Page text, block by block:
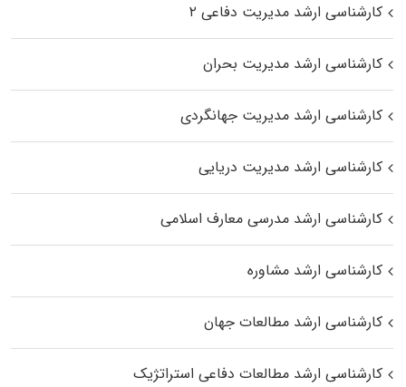
کارشناسی ارشد مدیریت دفاعی ۲
کارشناسی ارشد مدیریت بحران
کارشناسی ارشد مدیریت جهانگردی
کارشناسی ارشد مدیریت دریایی
کارشناسی ارشد مدرسی معارف اسلامی
کارشناسی ارشد مشاوره
کارشناسی ارشد مطالعات جهان
کارشناسی ارشد مطالعات دفاعی استراتژیک